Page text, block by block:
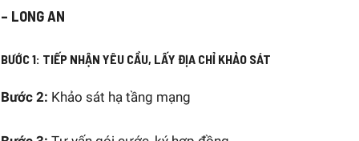
– LONG AN
BƯỚC 1: TIẾP NHẬN YÊU CẦU, LẤY ĐỊA CHỈ KHẢO SÁT
Bước 2: Khảo sát hạ tầng mạng